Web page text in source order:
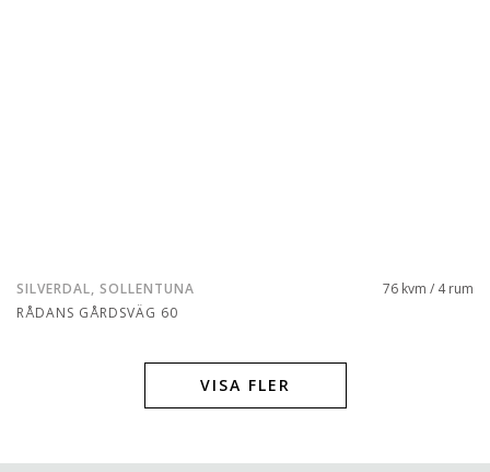
SILVERDAL, SOLLENTUNA
RÅDANS GÅRDSVÄG 60
76 kvm / 4 rum
VISA FLER